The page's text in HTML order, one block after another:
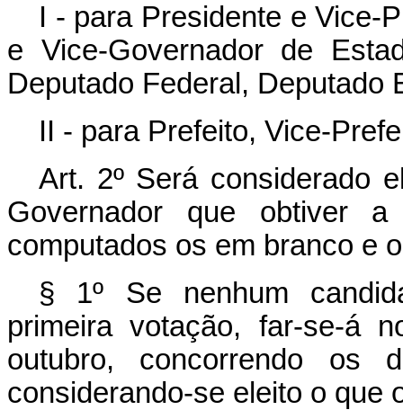
I - para Presidente e Vice-
e Vice-Governador de
Deputado Federal, Deputado
II - para Prefeito, Vice-
Art. 2º Será considerado
Governador que obtiver
computados os em branco e
§ 1º Se nenhum
primeira votação, far-se-á
outubro, concorrendo os
considerando-se eleito o que